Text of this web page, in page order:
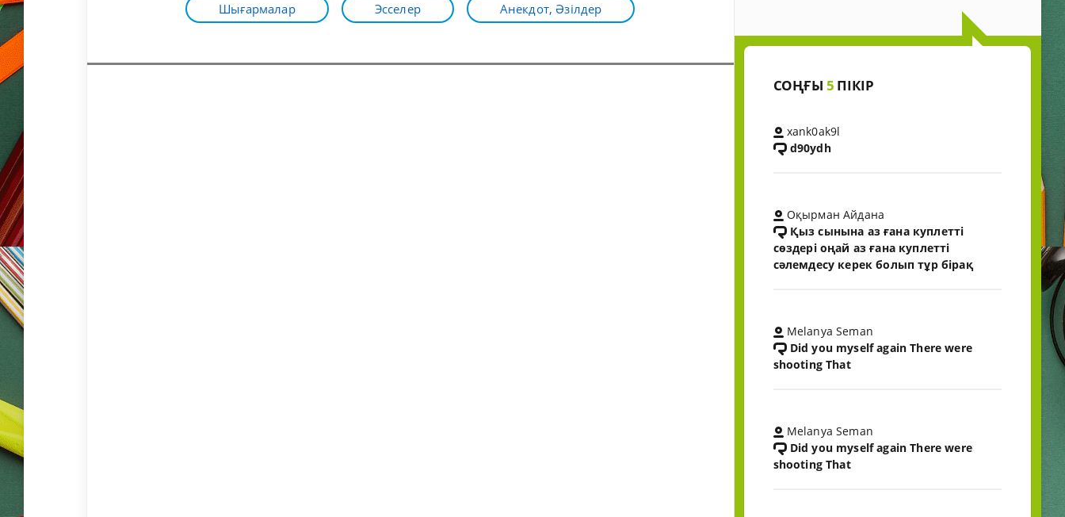
Шығармалар Эсселер Анекдот, Әзілдер
СОҢҒЫ 5 ПІКІР
xank0ak9l
d90ydh
Оқырман Айдана
Қыз сынына аз ғана куплетті
сөздері оңай аз ғана куплетті
сәлемдесу керек болып тұр бірақ
Melanya Seman
Did you myself again There were
shooting That
Melanya Seman
Did you myself again There were
shooting That